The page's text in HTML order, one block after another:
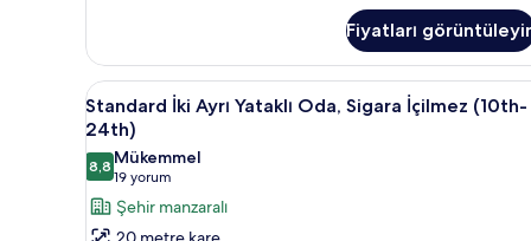
görün
Oda,
Sigara
İçilmez
(26th-
High
Floor)
hakkında
daha
Fiyatları
Standard
İki
Ayrı
Yataklı
Oda,
Sigara
Kuştüyü yorgan, odada kasa,
11
Standard İki Ayrı Yataklı Oda, Sigara İçilmez (10th-
24th)
8,88,8 / 10
Mükemmel
19 yorum
(19
yorum)
Şehir manzaralı